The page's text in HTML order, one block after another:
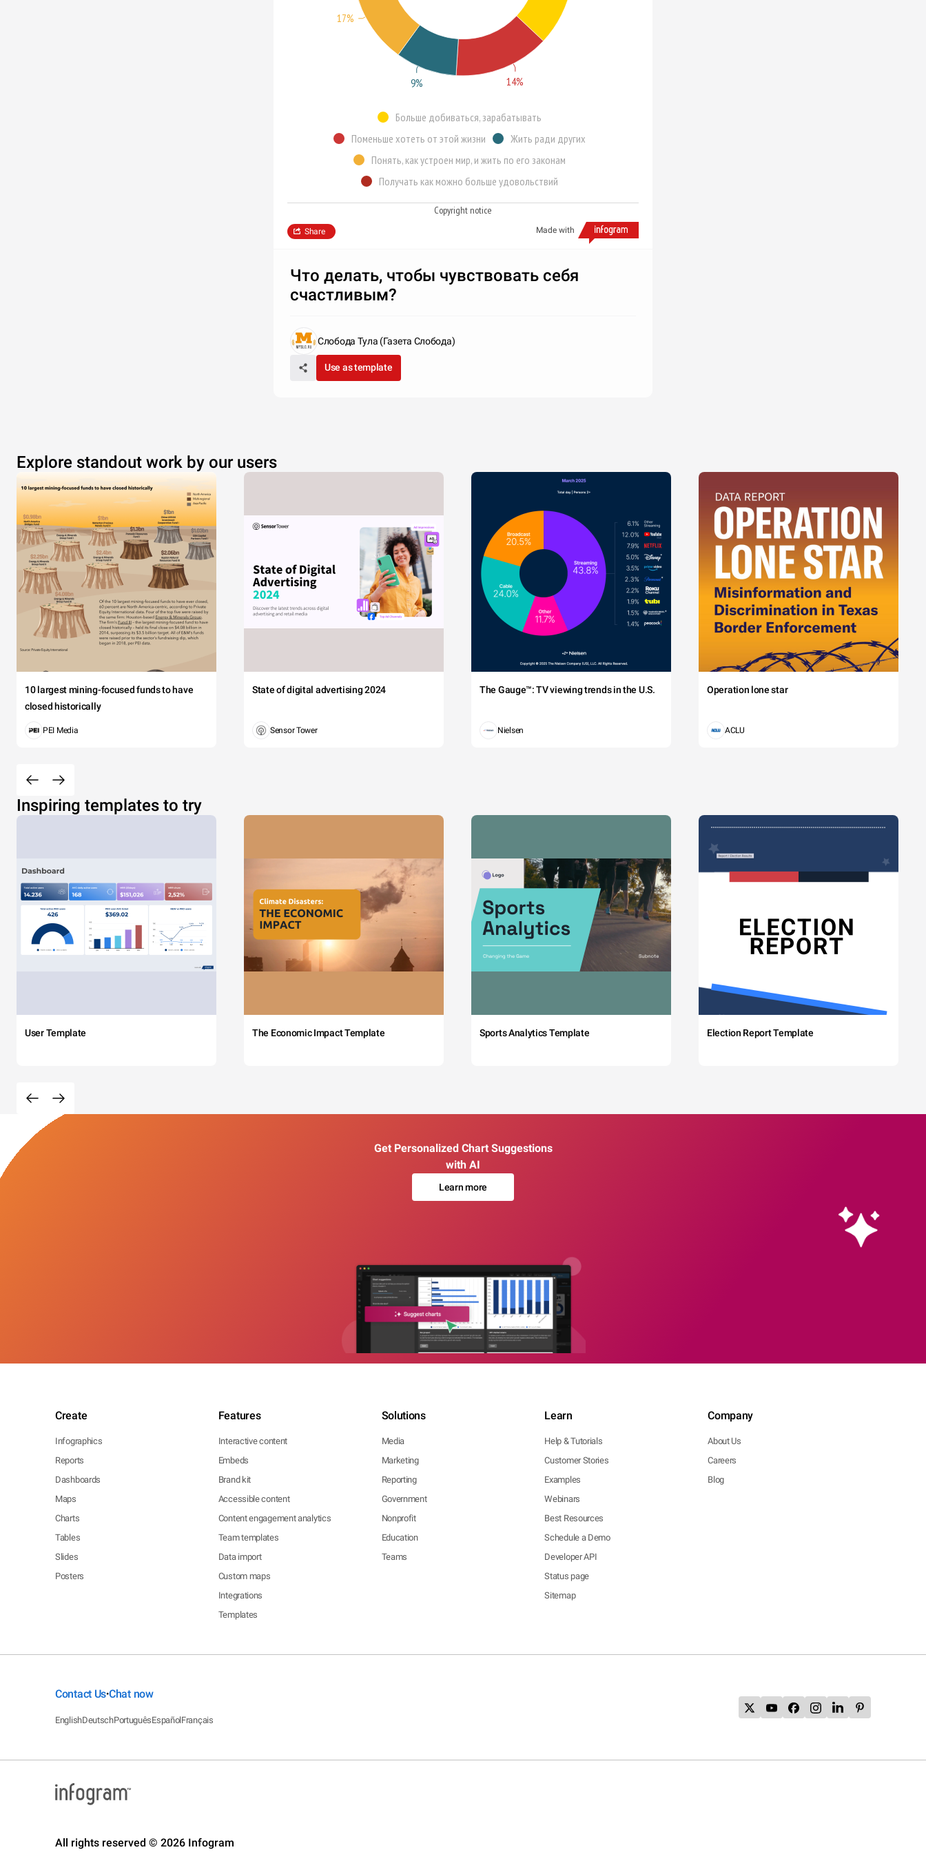
Больше добиваться, зарабатывать
Поменьше хотеть от этой жизни
Жить ради других
Понять, как устроен мир, и жить по его законам
Получать как можно больше удовольствий
14%
9%
17%
Copyright notice
Made with
Share
Что делать, чтобы чувствовать себя
счастливым?
Слобода Тула (Газета Слобода)
Use as template
Explore standout work by our users
10 largest mining-focused funds to have
closed historically
PEI Media
State of digital advertising 2024
Sensor Tower
The Gauge™: TV viewing trends in the U.S.
Nielsen
Operation lone star
ACLU
Inspiring templates to try
User Template The Economic Impact Template Sports Analytics Template Election Report Template
Get Personalized Chart Suggestions
with AI
Learn more
Create
Infographics
Reports
Dashboards
Maps
Charts
Tables
Slides
Posters
Features
Interactive content
Embeds
Brand kit
Accessible content
Content engagement analytics
Team templates
Data import
Custom maps
Integrations
Templates
Solutions
Media
Marketing
Reporting
Government
Nonprofit
Education
Teams
Learn
Help & Tutorials
Customer Stories
Examples
Webinars
Best Resources
Schedule a Demo
Developer API
Status page
Sitemap
Company
About Us
Careers
Blog
Contact Us•Chat now
EnglishDeutschPortuguêsEspañolFrançais
All rights reserved © 2026 Infogram